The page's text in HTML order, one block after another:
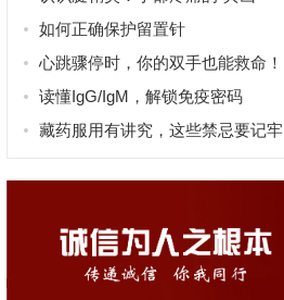
如何正确保护留置针
心跳骤停时，你的双手也能救命！
读懂IgG/IgM，解锁免疫密码
藏药服用有讲究，这些禁忌要记牢